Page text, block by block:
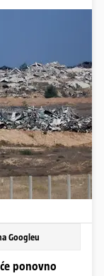
Googleu
ponovno